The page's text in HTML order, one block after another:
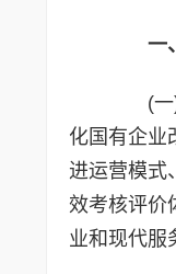
一
(一)
化国有企业
进运营模式
效考核评价
业和现代服